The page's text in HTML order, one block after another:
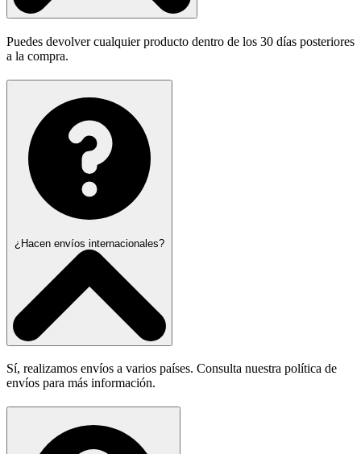
Puedes devolver cualquier producto dentro de los 30 días posteriores
a la compra.
¿Hacen envíos internacionales?
Sí, realizamos envíos a varios países. Consulta nuestra política de
envíos para más información.